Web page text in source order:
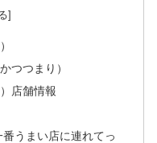
つつまり）
店舗情報
うまい店に連れてっ